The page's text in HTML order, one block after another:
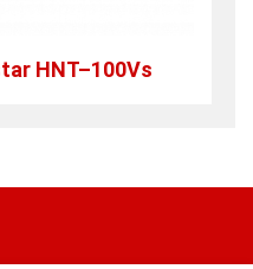
HNT–100Vs